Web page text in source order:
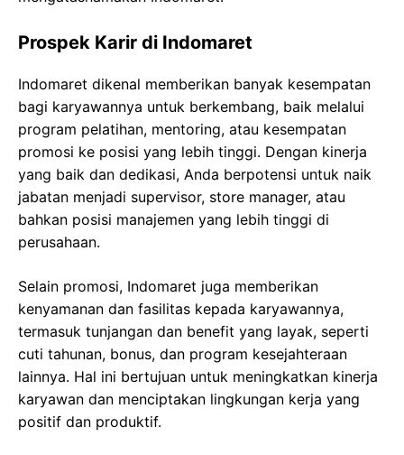
Prospek Karir di Indomaret
Indomaret dikenal memberikan banyak kesempatan
bagi karyawannya untuk berkembang, baik melalui
program pelatihan, mentoring, atau kesempatan
promosi ke posisi yang lebih tinggi. Dengan kinerja
yang baik dan dedikasi, Anda berpotensi untuk naik
jabatan menjadi supervisor, store manager, atau
bahkan posisi manajemen yang lebih tinggi di
perusahaan.
Selain promosi, Indomaret juga memberikan
kenyamanan dan fasilitas kepada karyawannya,
termasuk tunjangan dan benefit yang layak, seperti
cuti tahunan, bonus, dan program kesejahteraan
lainnya. Hal ini bertujuan untuk meningkatkan kinerja
karyawan dan menciptakan lingkungan kerja yang
positif dan produktif.